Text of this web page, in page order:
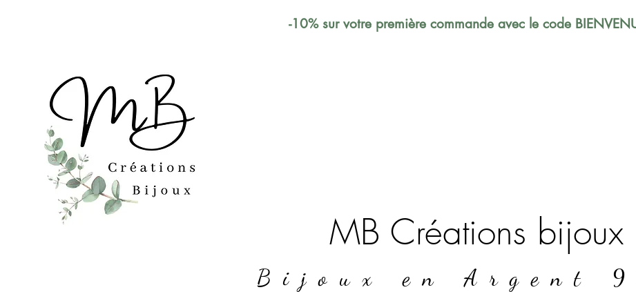
-10% sur votre première commande avec le code
MB Créations bijoux
Bijoux en Argent